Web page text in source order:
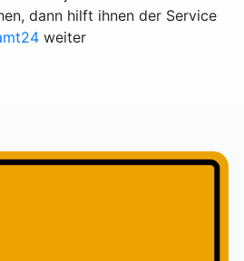
dann hilft ihnen der Service
weiter